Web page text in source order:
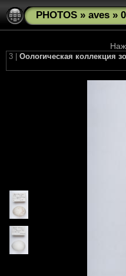
PHOTOS » aves »
3 | Оологическая коллекция